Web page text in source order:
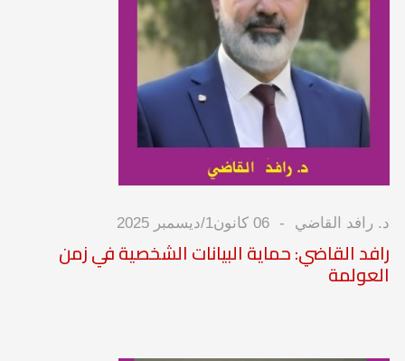
د. رافد القاضي 06 كانون1/ديسمبر 2025
رافد القاضي: حماية البيانات الشخصية في زمن
العولمة